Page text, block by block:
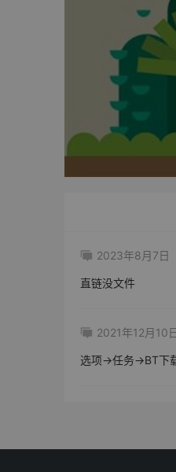
2023年8月7日
直链没文件
2021年12月10
选项->任务->BT下